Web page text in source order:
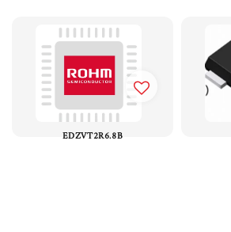
EDZVT2R6.8B